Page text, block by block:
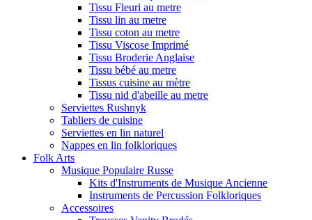
Tissu Fleuri au metre
Tissu lin au metre
Tissu coton au metre
Tissu Viscose Imprimé
Tissu Broderie Anglaise
Tissu bébé au metre
Tissus cuisine au mètre
Tissu nid d'abeille au metre
Serviettes Rushnyk
Tabliers de cuisine
Serviettes en lin naturel
Nappes en lin folkloriques
Folk Arts
Musique Populaire Russe
Kits d'Instruments de Musique Ancienne
Instruments de Percussion Folkloriques
Accessoires